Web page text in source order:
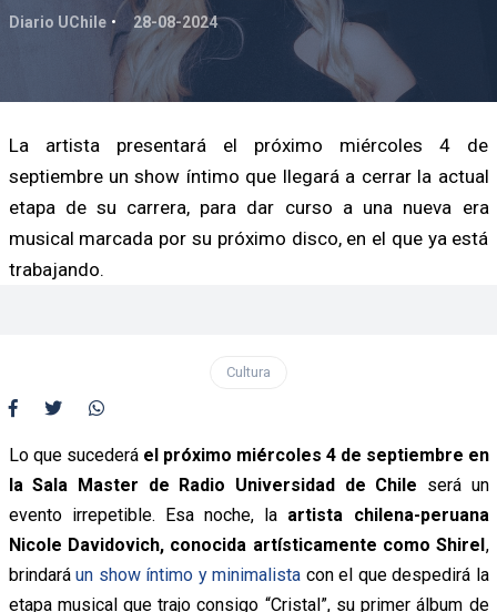
Diario UChile 28-08-2024
La artista presentará el próximo miércoles 4 de
septiembre un show íntimo que llegará a cerrar la actual
etapa de su carrera, para dar curso a una nueva era
musical marcada por su próximo disco, en el que ya está
trabajando.
Cultura
Lo que sucederá el próximo miércoles 4 de septiembre en
la Sala Master de Radio Universidad de Chile será un
evento irrepetible. Esa noche, la artista chilena-peruana
Nicole Davidovich, conocida artísticamente como Shirel,
brindará un show íntimo y minimalista con el que despedirá la
etapa musical que trajo consigo “Cristal”, su primer álbum de